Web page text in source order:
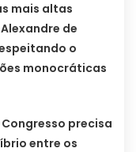
mais altas
de
o
monocráticas
precisa
entre os